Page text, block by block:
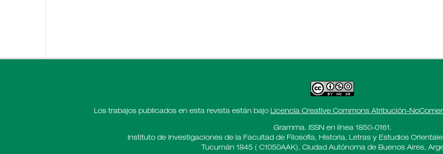
Los trabajos publicados en esta revista están bajo Licencia Creative Commons Atribución-
Gramma. ISSN en línea 1850-0161.
Instituto de Investigaciones de la Facultad de Filosofía, Historia, Letras y Estudios
Tucumán 1845 ( C1050AAK), Ciudad Autónoma de Buenos Aires,